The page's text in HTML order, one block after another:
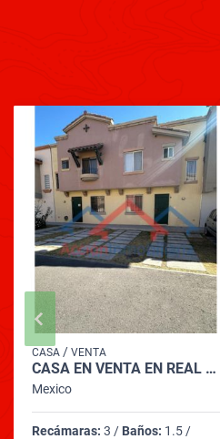
CASA / VENTA
CASA EN VENTA EN REAL SOLARE
Mexico
Recámaras: 3 / Baños: 1.5 /